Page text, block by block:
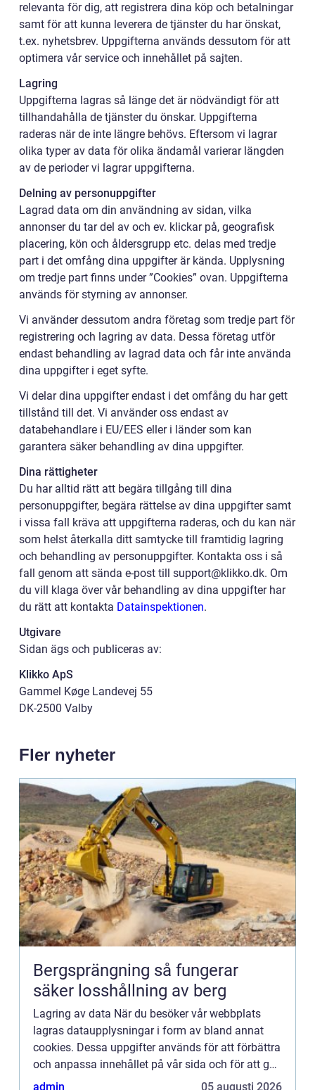
relevanta för dig, att registrera dina köp och betalningar
samt för att kunna leverera de tjänster du har önskat,
t.ex. nyhetsbrev. Uppgifterna används dessutom för att
optimera vår service och innehållet på sajten.
Lagring
Uppgifterna lagras så länge det är nödvändigt för att
tillhandahålla de tjänster du önskar. Uppgifterna
raderas när de inte längre behövs. Eftersom vi lagrar
olika typer av data för olika ändamål varierar längden
av de perioder vi lagrar uppgifterna.
Delning av personuppgifter
Lagrad data om din användning av sidan, vilka
annonser du tar del av och ev. klickar på, geografisk
placering, kön och åldersgrupp etc. delas med tredje
part i det omfång dina uppgifter är kända. Upplysning
om tredje part finns under ”Cookies” ovan. Uppgifterna
används för styrning av annonser.
Vi använder dessutom andra företag som tredje part för
registrering och lagring av data. Dessa företag utför
endast behandling av lagrad data och får inte använda
dina uppgifter i eget syfte.
Vi delar dina uppgifter endast i det omfång du har gett
tillstånd till det. Vi använder oss endast av
databehandlare i EU/EES eller i länder som kan
garantera säker behandling av dina uppgifter.
Dina rättigheter
Du har alltid rätt att begära tillgång till dina
personuppgifter, begära rättelse av dina uppgifter samt
i vissa fall kräva att uppgifterna raderas, och du kan när
som helst återkalla ditt samtycke till framtidig lagring
och behandling av personuppgifter. Kontakta oss i så
fall genom att sända e-post till support@klikko.dk. Om
du vill klaga över vår behandling av dina uppgifter har
du rätt att kontakta Datainspektionen.
Utgivare
Sidan ägs och publiceras av:
Klikko ApS
Gammel Køge Landevej 55
DK-2500 Valby
Fler nyheter
Bergsprängning så fungerar
säker losshållning av berg
Lagring av data När du besöker vår webbplats
lagras dataupplysningar i form av bland annat
cookies. Dessa uppgifter används för att förbättra
och anpassa innehållet på vår sida och för att ge
dig så bra information som möjligt. Om du inte vill
admin 05 augusti 2026